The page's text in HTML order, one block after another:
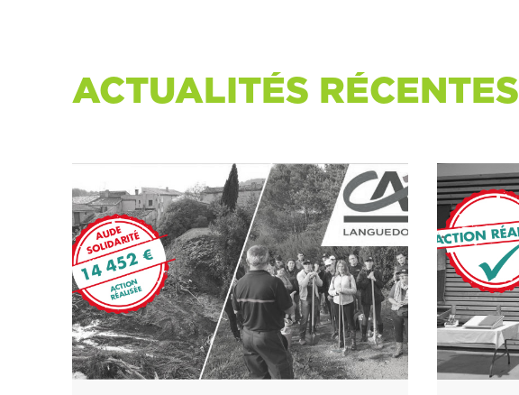
ACTUALITÉS RÉCENTES